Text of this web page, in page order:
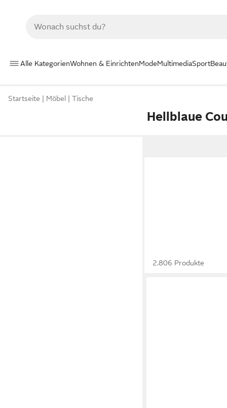
Alle KategorienWohnen & EinrichtenModeMultimediaSport
Startseite Möbel Tische
Hellblaue
2.806 Produkte